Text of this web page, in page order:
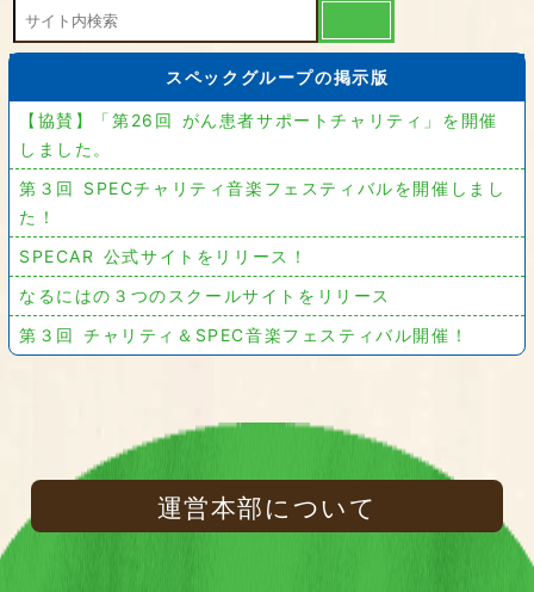
スペックグループの掲示版
【協賛】「第26回 がん患者サポートチャリティ」を開催
しました。
第３回 SPECチャリティ音楽フェスティバルを開催しまし
た！
SPECAR 公式サイトをリリース！
なるにはの３つのスクールサイトをリリース
第３回 チャリティ＆SPEC音楽フェスティバル開催！
運営本部について